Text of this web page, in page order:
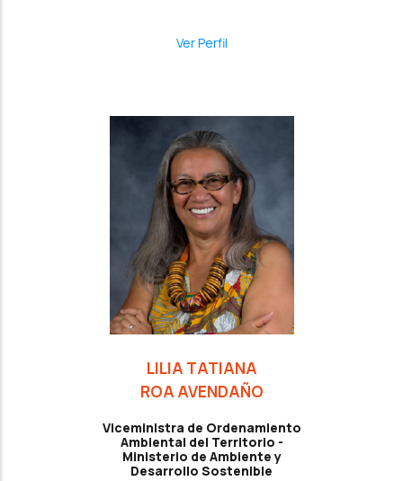
Ver Perfil
LILIA TATIANA
ROA AVENDAÑO
Viceministra de Ordenamiento
Ambiental del Territorio -
Ministerio de Ambiente y
Desarrollo Sostenible